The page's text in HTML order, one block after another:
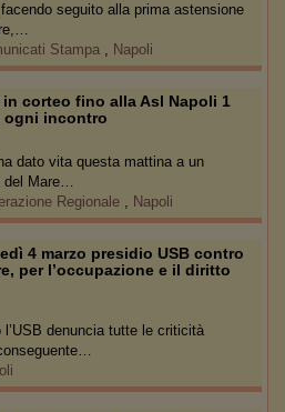
seguito alla prima astensione
Stampa , Napoli
in corteo fino alla Asl Napoli 1
ogni incontro
dato vita questa mattina a un
del Mare…
Regionale , Napoli
4 marzo presidio USB contro
per l’occupazione e il diritto
denuncia tutte le criticità